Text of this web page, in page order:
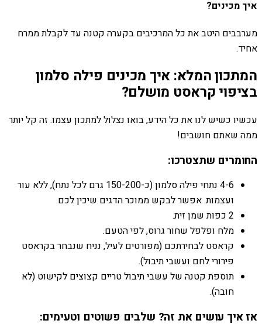
איך מכינים?
מערבבים היטב את כל המרכיבים בקערה קטנה עד לקבלת ממרח
אחיד.
המתכון המלא: איך מכינים פילה סלמון
בציפוי קראסט מושלם?
עכשיו כשיש לנו את כל הידע, בואו נצלול למתכון עצמו. זה קל יותר
ממה שאתם חושבים!
החומרים שתצטרכו:
4-6 נתחי פילה סלמון (כ-150-200 גרם לכל נתח), ללא עור
ועצמות. אפשר לבקש ממוכר הדגים שיכין לכם.
2 כפות שמן זית.
מלח ופלפל שחור גרוס, לפי הטעם.
קראסט לבחירתכם (מפורטים לעיל, נניח שנבחר בקראסט
פירורי לחם ועשבי תיבול).
תוספת קטנה של עשבי תיבול טריים קצוצים לקישוט (לא
חובה).
אז איך עושים את זה? שלבים פשוטים וטעימים: